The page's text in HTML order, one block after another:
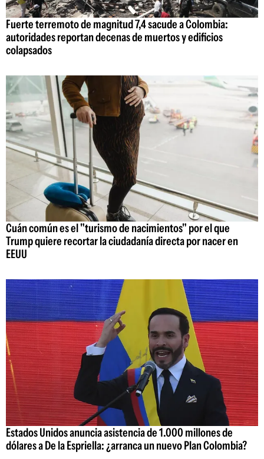
Fuerte terremoto de magnitud 7,4 sacude a Colombia:
autoridades reportan decenas de muertos y edificios
colapsados
Cuán común es el "turismo de nacimientos" por el que
Trump quiere recortar la ciudadanía directa por nacer en
EEUU
Estados Unidos anuncia asistencia de 1.000 millones de
dólares a De la Espriella: ¿arranca un nuevo Plan Colombia?